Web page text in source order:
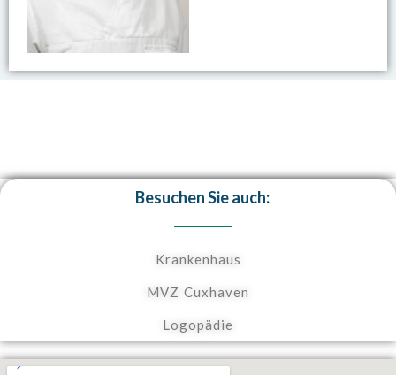
Besuchen Sie auch:
Krankenhaus
MVZ Cuxhaven
Logopädie